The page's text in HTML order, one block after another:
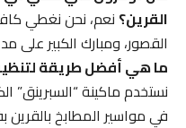
القرين؟نعم، نحن نغطي كافة
القصور، ومبارك الكبير على
ما هي أفضل طريقة لتنظيف
نستخدم ماكينة “السبرينق”
في مواسير المطابخ بالقرين